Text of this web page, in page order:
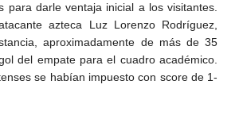
para darle ventaja inicial a los visitantes.
azteca Luz Lorenzo Rodríguez,
aproximadamente de más de 35
del empate para el cuadro académico.
se habían impuesto con score de 1-